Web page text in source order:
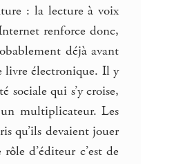
: la lecture à voix
renforce donc,
déjà avant
livre électronique. Il y
sociale qui s’y croise,
un multiplicateur. Les
qu’ils devaient jouer
d’éditeur c’est de